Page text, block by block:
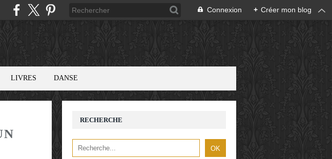
Connexion + Créer mon blog
LIVRES DANSE
RECHERCHE